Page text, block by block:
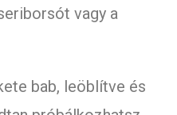
vagy a
bab, leöblítve és